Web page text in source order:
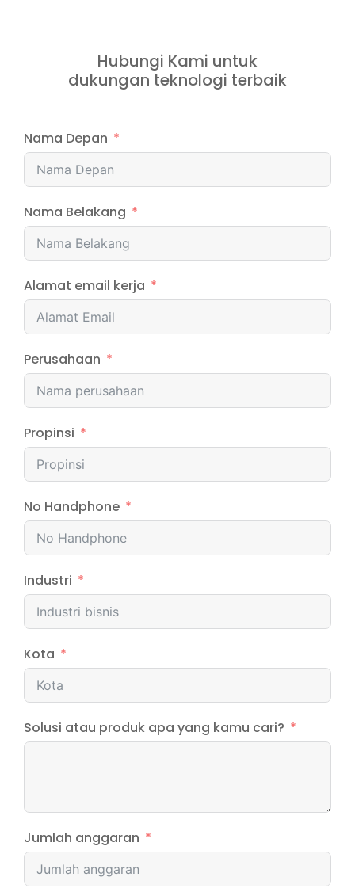
Hubungi Kami untuk
dukungan teknologi terbaik
Nama Depan
Nama Belakang
Alamat email kerja
Perusahaan
Propinsi
No Handphone
Industri
Kota
Solusi atau produk apa yang kamu cari?
Jumlah anggaran